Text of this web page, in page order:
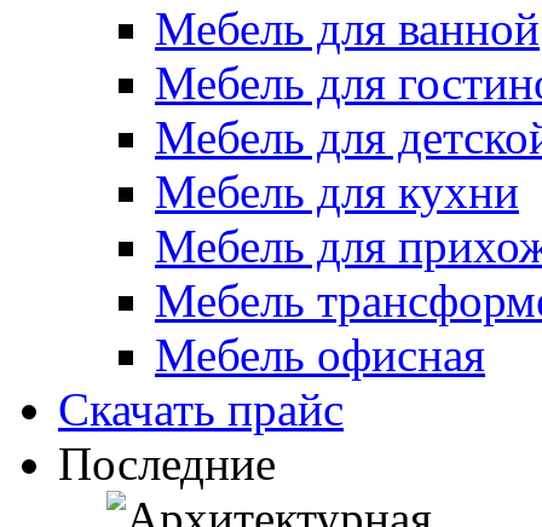
Мебель для ванной
Мебель для
Мебель для
Мебель для кухни
Мебель для
Мебель
Мебель офисная
Скачать прайс
Последние